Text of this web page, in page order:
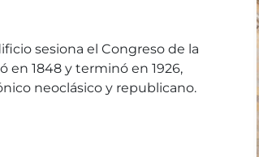
sesiona el Congreso de la
en 1848 y terminó en 1926,
neoclásico y republicano.